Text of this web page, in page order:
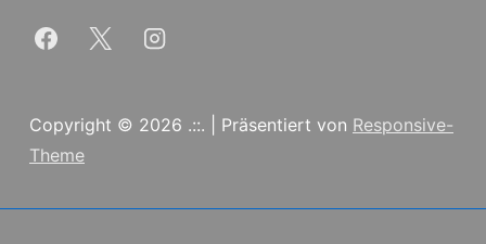
Copyright © 2026 .::. | Präsentiert von Responsive-
Theme